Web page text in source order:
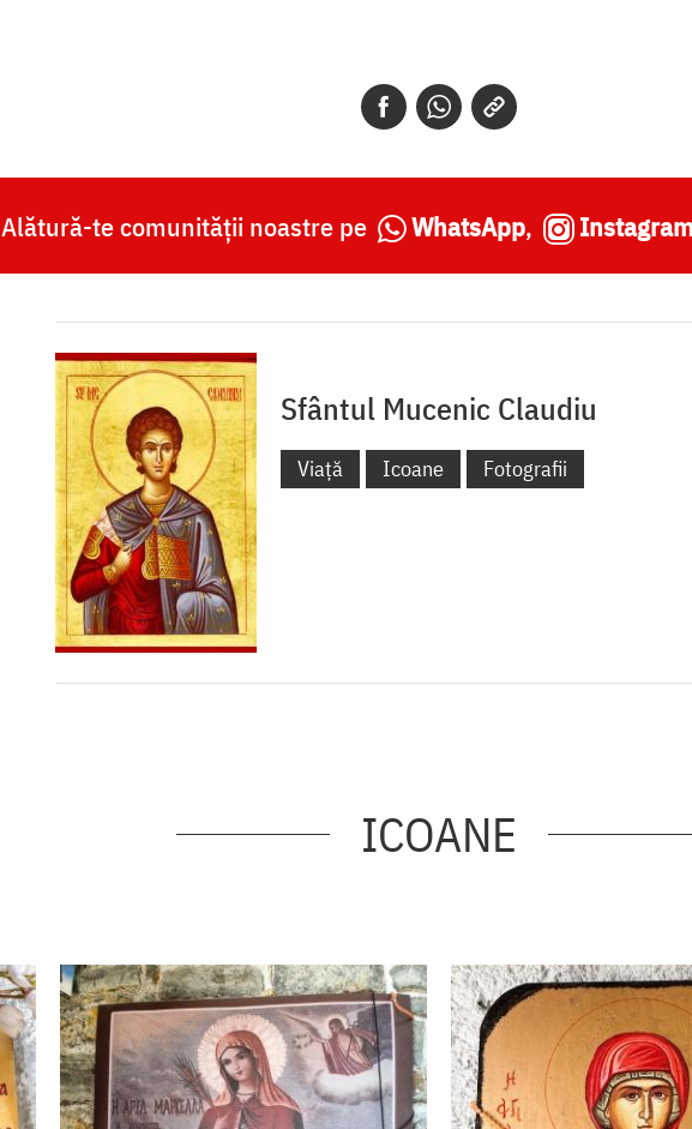
Alătură-te comunității noastre pe WhatsApp, Instagram
Sfântul Mucenic Claudiu
Viață Icoane Fotografii
ICOANE